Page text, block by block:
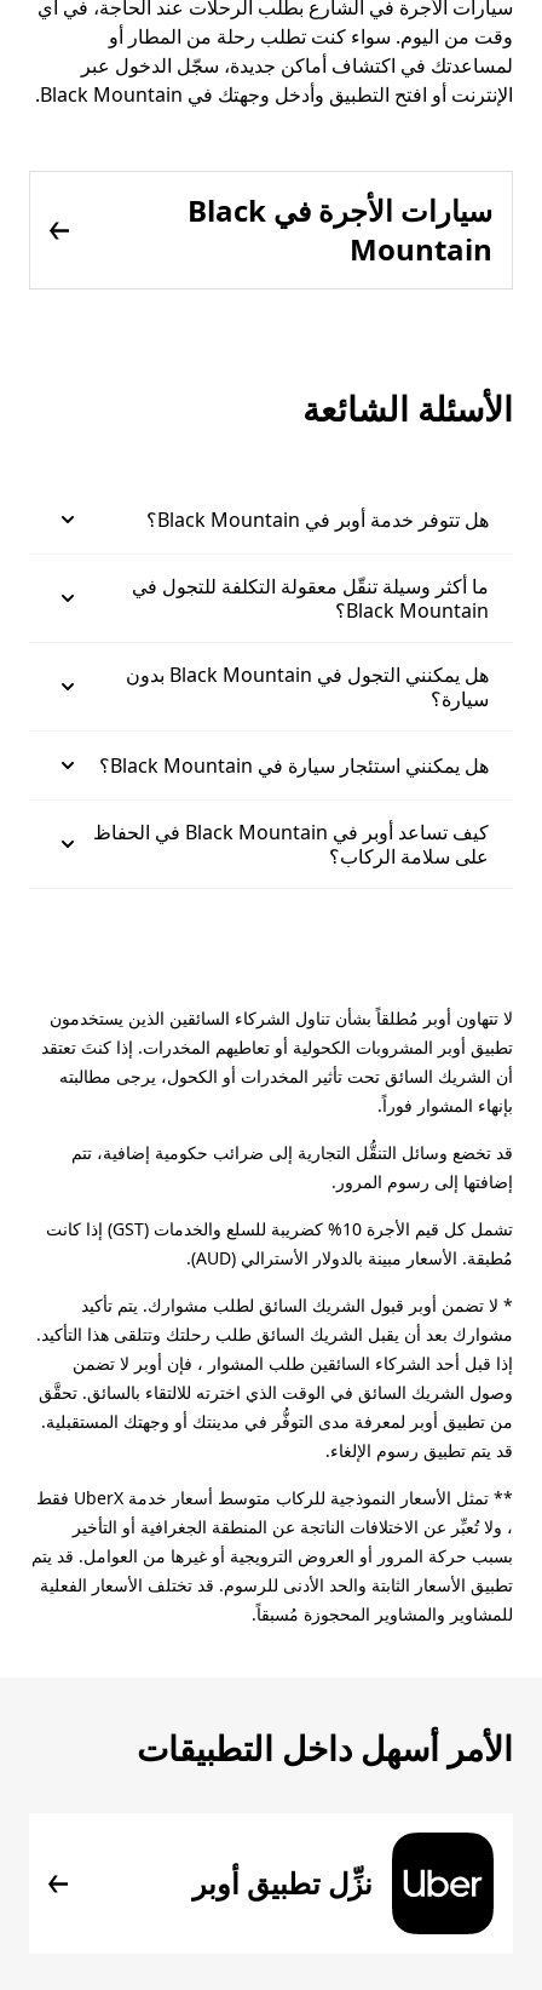
سيارات الأجرة في الشارع بطلب الرحلات عند الحاجة، في أي
وقت من اليوم. سواء كنت تطلب رحلة من المطار أو
لمساعدتك في اكتشاف أماكن جديدة، سجّل الدخول عبر
الإنترنت أو افتح التطبيق وأدخل وجهتك في Black Mountain.
سيارات الأجرة في Black
Mountain
الأسئلة الشائعة
هل تتوفر خدمة أوبر في Black Mountain؟
ما أكثر وسيلة تنقّل معقولة التكلفة للتجول في
Black Mountain؟
هل يمكنني التجول في Black Mountain بدون
سيارة؟
هل يمكنني استئجار سيارة في Black Mountain؟
كيف تساعد أوبر في Black Mountain في الحفاظ
على سلامة الركاب؟
لا تتهاون أوبر مُطلقاً بشأن تناول الشركاء السائقين الذين يستخدمون
تطبيق أوبر المشروبات الكحولية أو تعاطيهم المخدرات. إذا كنتَ تعتقد
أن الشريك السائق تحت تأثير المخدرات أو الكحول، يرجى مطالبته
بإنهاء المشوار فوراً.
قد تخضع وسائل التنقُّل التجارية إلى ضرائب حكومية إضافية، تتم
إضافتها إلى رسوم المرور.
تشمل كل قيم الأجرة 10% كضريبة للسلع والخدمات (GST) إذا كانت
مُطبقة. الأسعار مبينة بالدولار الأسترالي (AUD).
* لا تضمن أوبر قبول الشريك السائق لطلب مشوارك. يتم تأكيد
مشوارك بعد أن يقبل الشريك السائق طلب رحلتك وتتلقى هذا التأكيد.
إذا قبل أحد الشركاء السائقين طلب المشوار ، فإن أوبر لا تضمن
وصول الشريك السائق في الوقت الذي اخترته للالتقاء بالسائق. تحقَّق
من تطبيق أوبر لمعرفة مدى التوفُّر في مدينتك أو وجهتك المستقبلية.
قد يتم تطبيق رسوم الإلغاء.
** تمثل الأسعار النموذجية للركاب متوسط أسعار خدمة UberX فقط
، ولا تُعبِّر عن الاختلافات الناتجة عن المنطقة الجغرافية أو التأخير
بسبب حركة المرور أو العروض الترويجية أو غيرها من العوامل. قد يتم
تطبيق الأسعار الثابتة والحد الأدنى للرسوم. قد تختلف الأسعار الفعلية
للمشاوير والمشاوير المحجوزة مُسبقاً.
الأمر أسهل داخل التطبيقات
نزِّل تطبيق أوبر